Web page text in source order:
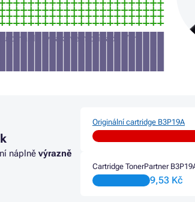
náplň (v takovém případě Vám
náplně výrazně
Originální cartridge B3P19A
Cartridge TonerPartner
9,53 Kč